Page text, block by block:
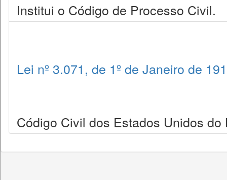
Institui o Código de Processo Civil.
Lei nº 3.071, de 1º de Janeiro de
Código Civil dos Estados Unidos do